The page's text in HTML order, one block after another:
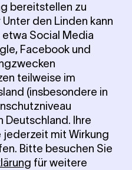
bereitstellen zu
den Linden kann
Social Media
Facebook und
teilweise im
(insbesondere in
Deutschland. Ihre
jederzeit mit Wirkung
Bitte besuchen Sie
für weitere